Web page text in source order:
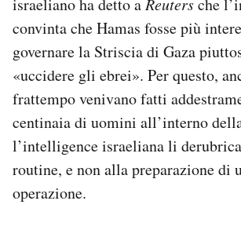
israeliano ha detto aReutersche
convinta che Hamas fosse più
governare la Striscia di Gaza
«uccidere gli ebrei». Per questo,
frattempo venivano fatti
centinaia di uomini all’interno
l’intelligence israeliana li
routine, e non alla preparazione di
operazione.